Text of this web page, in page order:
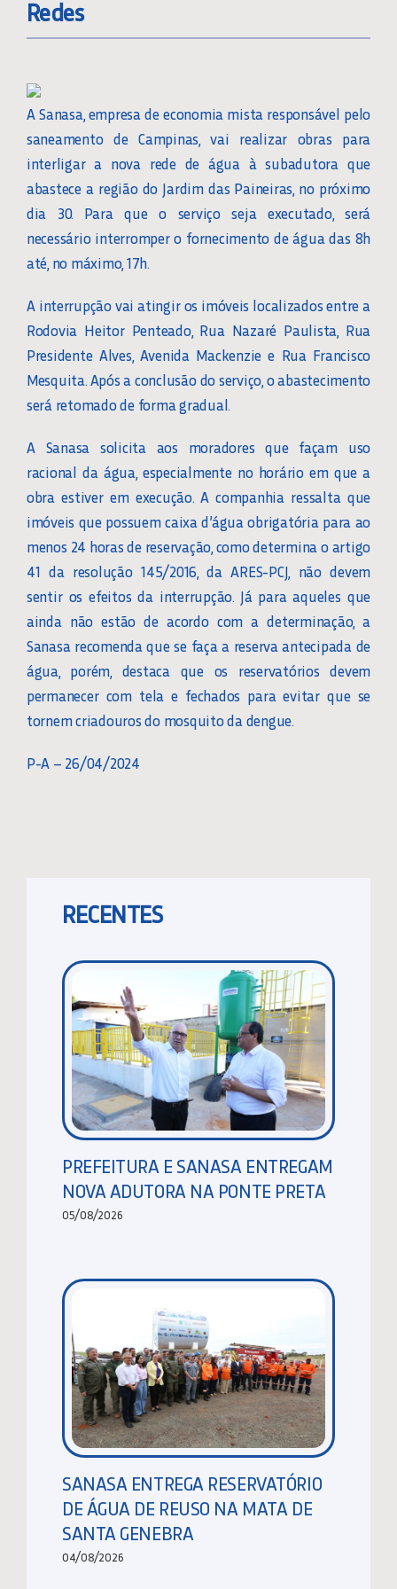
Redes
A Sanasa, empresa de economia mista responsável pelo
saneamento de Campinas, vai realizar obras para
interligar a nova rede de água à subadutora que
abastece a região do Jardim das Paineiras, no próximo
dia 30. Para que o serviço seja executado, será
necessário interromper o fornecimento de água das 8h
até, no máximo, 17h.
A interrupção vai atingir os imóveis localizados entre a
Rodovia Heitor Penteado, Rua Nazaré Paulista, Rua
Presidente Alves, Avenida Mackenzie e Rua Francisco
Mesquita. Após a conclusão do serviço, o abastecimento
será retomado de forma gradual.
A Sanasa solicita aos moradores que façam uso
racional da água, especialmente no horário em que a
obra estiver em execução. A companhia ressalta que
imóveis que possuem caixa d’água obrigatória para ao
menos 24 horas de reservação, como determina o artigo
41 da resolução 145/2016, da ARES-PCJ, não devem
sentir os efeitos da interrupção. Já para aqueles que
ainda não estão de acordo com a determinação, a
Sanasa recomenda que se faça a reserva antecipada de
água, porém, destaca que os reservatórios devem
permanecer com tela e fechados para evitar que se
tornem criadouros do mosquito da dengue.
P-A – 26/04/2024
RECENTES
PREFEITURA E SANASA ENTREGAM
NOVA ADUTORA NA PONTE PRETA
05/08/2026
SANASA ENTREGA RESERVATÓRIO
DE ÁGUA DE REUSO NA MATA DE
SANTA GENEBRA
04/08/2026